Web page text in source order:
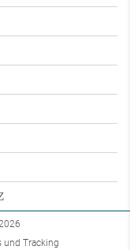
und Tracking